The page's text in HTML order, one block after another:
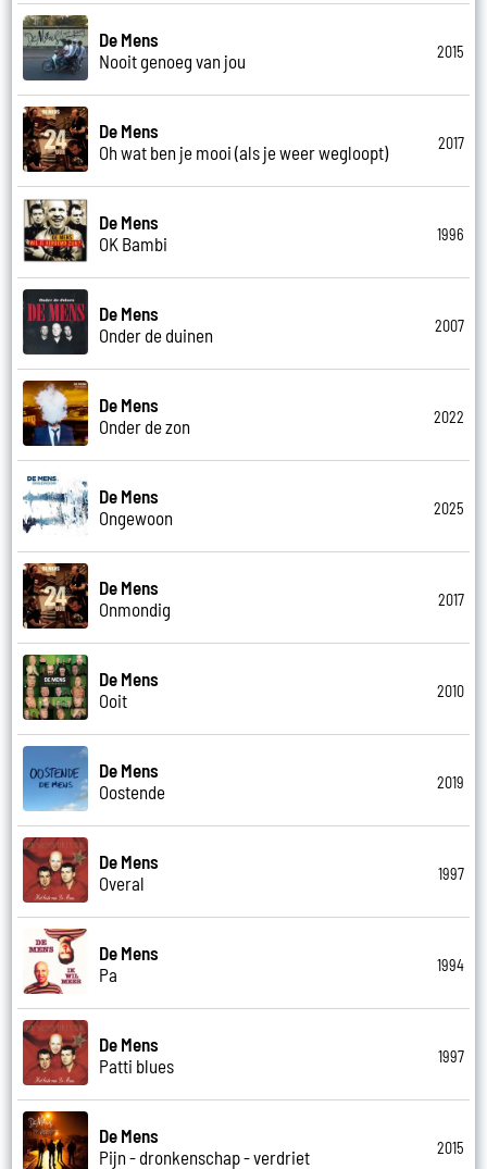
De Mens
Nooit genoeg van jou
2015
De Mens
Oh wat ben je mooi (als je weer wegloopt)
2017
De Mens
OK Bambi
1996
De Mens
Onder de duinen
2007
De Mens
Onder de zon
2022
De Mens
Ongewoon
2025
De Mens
Onmondig
2017
De Mens
Ooit
2010
De Mens
Oostende
2019
De Mens
Overal
1997
De Mens
Pa
1994
De Mens
Patti blues
1997
De Mens
Pijn - dronkenschap - verdriet
2015